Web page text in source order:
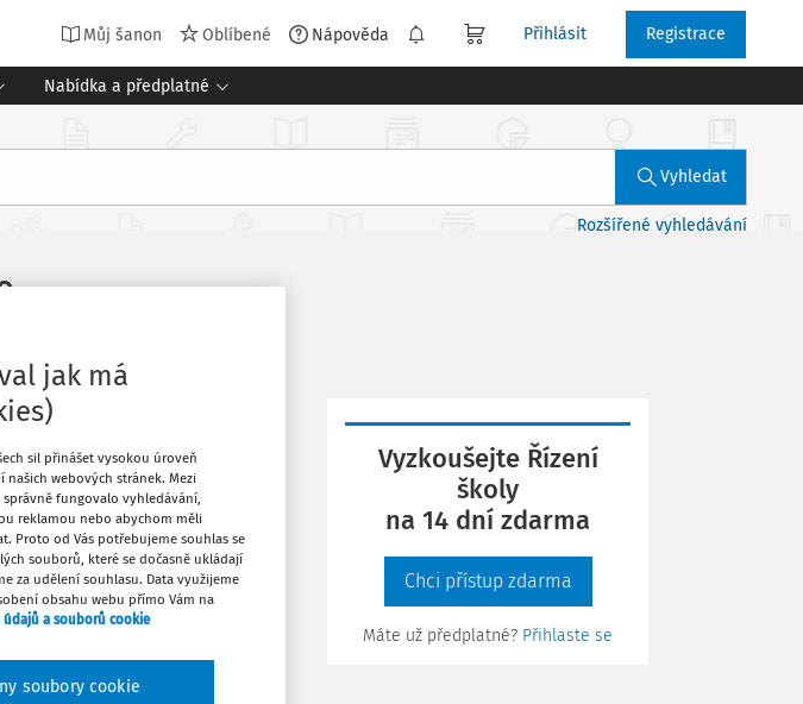
Můj šanon Oblíbené Nápověda Přihlásit Registrace
Nabídka a předplatné
Vyhledat
Rozšířené vyhledávání
lyžích.“
o
trochu
že
jeden ze
u
Stáhnout
Tisknout
Sdílet
Vyzkoušejte Řízení
školy
na 14 dní zdarma
Chci přístup zdarma
Máte už předplatné? Přihlaste se
jak má
sil přinášet vysokou úroveň
webových stránek. Mezi
fungovalo vyhledávání,
reklamou nebo abychom měli
Proto od Vás potřebujeme souhlas se
souborů, které se dočasně ukládají
za udělení souhlasu. Data využijeme
obsahu webu přímo Vám na
a souborů cookie
soubory cookie